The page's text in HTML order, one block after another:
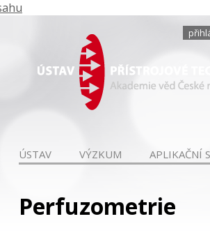
ÚSTAV VÝZKUM APLIKAČNÍ
Perfuzometrie